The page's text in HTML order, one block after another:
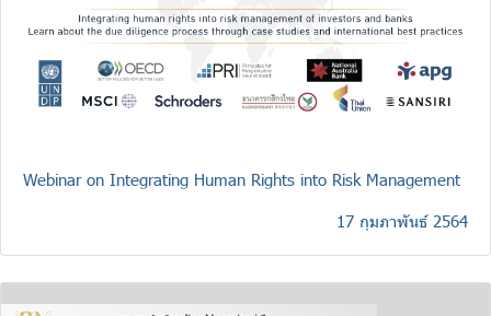
Webinar on Integrating Human Rights into Risk Management
17 กุมภาพันธ์ 2564